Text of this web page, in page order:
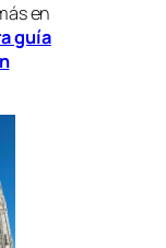
en
guía